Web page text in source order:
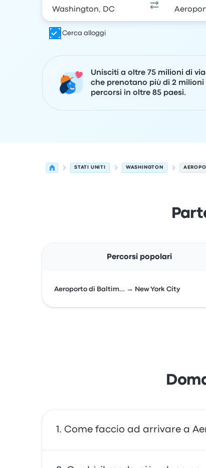
Cerca alloggi
Unisciti a oltre 75 milioni di
che prenotano più di 2 milioni
percorsi in oltre 85 paesi.
STATI UNITI WASHINGTON
Percorsi popolari
Aeroporto di Baltim… → New York City
Come faccio ad arrivare a